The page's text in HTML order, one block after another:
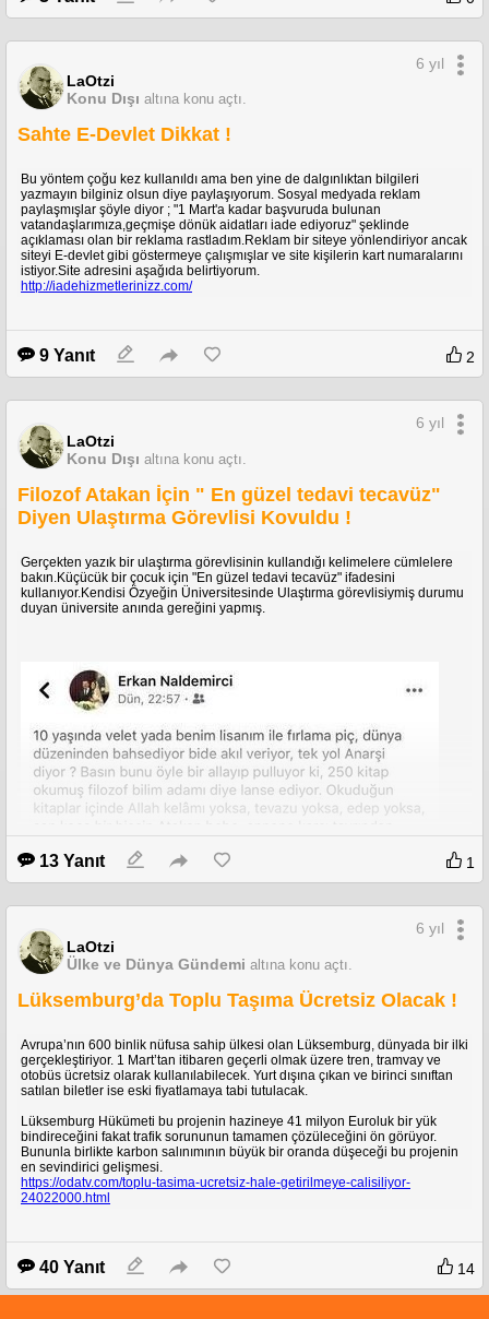
LaOtzi
Konu Dışı altına konu açtı.
6 yıl
Sahte E-Devlet Dikkat !
Bu yöntem çoğu kez kullanıldı ama ben yine de dalgınlıktan bilgileri
yazmayın bilginiz olsun diye paylaşıyorum. Sosyal medyada reklam
paylaşmışlar şöyle diyor ; "1 Mart'a kadar başvuruda bulunan
vatandaşlarımıza,geçmişe dönük aidatları iade ediyoruz" şeklinde
açıklaması olan bir reklama rastladım.Reklam bir siteye yönlendiriyor ancak
siteyi E-devlet gibi göstermeye çalışmışlar ve site kişilerin kart numaralarını
istiyor.Site adresini aşağıda belirtiyorum.
http://iadehizmetlerinizz.com/
9 Yanıt 2
LaOtzi
Konu Dışı altına konu açtı.
6 yıl
Filozof Atakan İçin " En güzel tedavi tecavüz"
Diyen Ulaştırma Görevlisi Kovuldu !
Gerçekten yazık bir ulaştırma görevlisinin kullandığı kelimelere cümlelere
bakın.Küçücük bir çocuk için "En güzel tedavi tecavüz" ifadesini
kullanıyor.Kendisi Özyeğin Üniversitesinde Ulaştırma görevlisiymiş durumu
duyan üniversite anında gereğini yapmış.
13 Yanıt 1
LaOtzi
Ülke ve Dünya Gündemi altına konu açtı.
6 yıl
Lüksemburg’da Toplu Taşıma Ücretsiz Olacak !
Avrupa’nın 600 binlik nüfusa sahip ülkesi olan Lüksemburg, dünyada bir ilki
gerçekleştiriyor. 1 Mart’tan itibaren geçerli olmak üzere tren, tramvay ve
otobüs ücretsiz olarak kullanılabilecek. Yurt dışına çıkan ve birinci sınıftan
satılan biletler ise eski fiyatlamaya tabi tutulacak.
Lüksemburg Hükümeti bu projenin hazineye 41 milyon Euroluk bir yük
bindireceğini fakat trafik sorununun tamamen çözüleceğini ön görüyor.
Bununla birlikte karbon salınımının büyük bir oranda düşeceği bu projenin
en sevindirici gelişmesi.
https://odatv.com/toplu-tasima-ucretsiz-hale-getirilmeye-calisiliyor-
24022000.html
40 Yanıt 14